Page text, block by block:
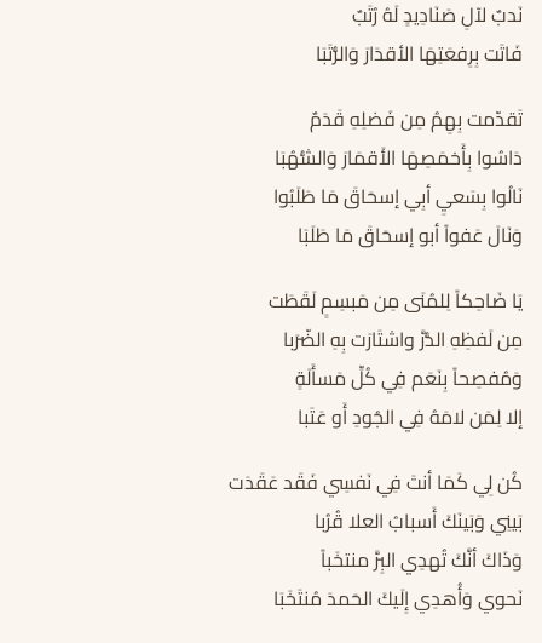
نَدبٌ لآلِ صَنَادِيدٍ لَهُ رُتَبٌ
فَاتَت بِرِفعَتِهَا الأقدَارَ وَالرُّتَبَا
تَقدّمت بِهِمُ مِن فَضلِهِ قَدَمٌ
دَاسُوا بِأَخمَصِهَا الأَقمَارَ وَالشُّهُبَا
نَالُوا بِسَعيِ أبِي إسحَاقَ مَا طَلَبُوا
وَنَالَ عَفواً أبو إسحَاقَ مَا طَلَبَا
يَا ضَاحِكاً لِلمُنَى مِن مَبسِمٍ لَقَطَت
مِن لَفظِهِ الدُّرَّ واشتَارَت بِهِ الضّرَبا
وَمُفصِحاً بِنَعَم فِي كُلِّ مَسأَلَةٍ
إلا لِمَن لامَهُ فِي الجُودِ أَو عَتَبا
كُن لِي كَمَا أنتَ فِي نَفسِي فَقَد عَقَدَت
بَينِي وَبَينَكَ أَسبابُ العلا قُرُبا
وَذَاكَ أنَّكَ تُهدِي البِرَّ منتخَباً
نَحوي وَأُهدِي إِلَيكَ الحَمدَ مُنتَخَبَا